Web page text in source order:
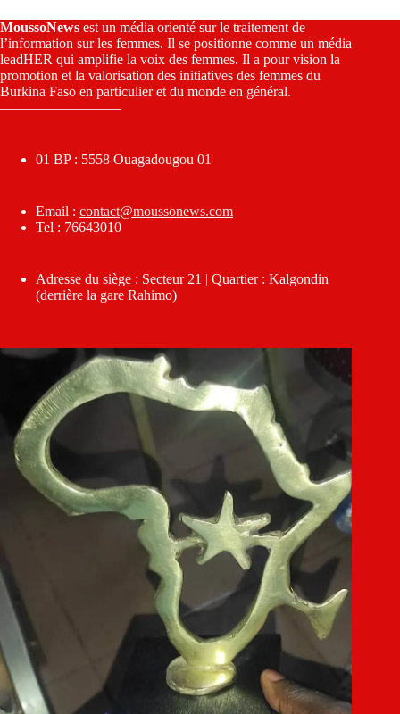
MoussoNews est un média orienté sur le traitement de
l’information sur les femmes. Il se positionne comme un média
leadHER qui amplifie la voix des femmes. Il a pour vision la
promotion et la valorisation des initiatives des femmes du
Burkina Faso en particulier et du monde en général.
————————–
01 BP : 5558 Ouagadougou 01
Email : contact@moussonews.com
Tel : 76643010
Adresse du siège : Secteur 21 | Quartier : Kalgondin
(derrière la gare Rahimo)